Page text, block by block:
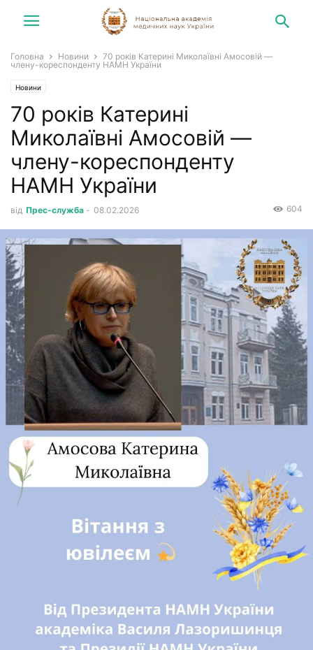
Головна Новини
70 років Катерині Миколаївні Амосовій —
члену-кореспонденту НАМН України
Новини
70 років Катерині
Миколаївні Амосовій —
члену-кореспонденту
НАМН України
від Прес-служба - 08.02.2026 604